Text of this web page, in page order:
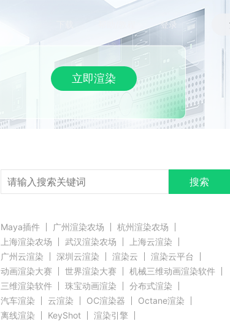
登录
立即渲染
搜索
Maya插件 广州渲染农场
杭州渲染农场
上海渲染农场
武汉渲染农场
上海云渲染
广州云渲染
深圳云渲染 渲染云
渲染云平台
动画渲染大赛
世界渲染大赛
机械三维动画渲染软件
三维渲染软件
珠宝动画渲染
分布式渲染
汽车渲染
云渲染 OC渲染器
Octane渲染
离线渲染
KeyShot
渲染引擎